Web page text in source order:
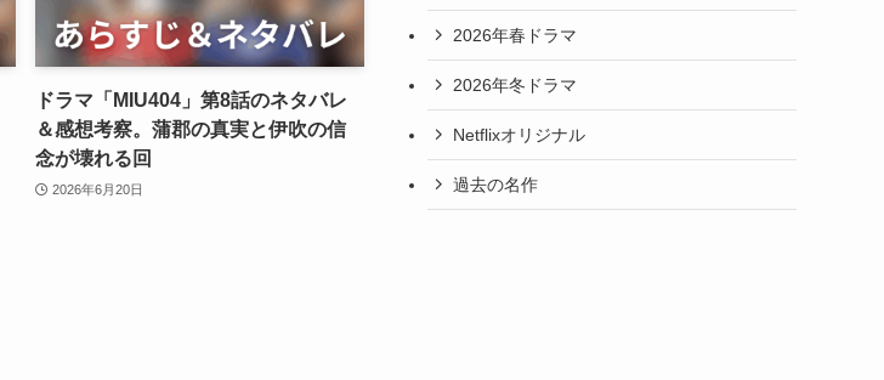
ドラマ「MIU404」第8話のネタバレ
＆感想考察。蒲郡の真実と伊吹の信
念が壊れる回
2026年6月20日
2026年春ドラマ
2026年冬ドラマ
Netflixオリジナル
過去の名作